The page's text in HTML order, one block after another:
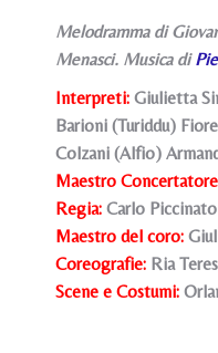
Melodramma di
Menasci. Musica di
Interpreti: Giulietta
Barioni (Turiddu)
Colzani (Alfio)
Maestro
Regia: Carlo Piccinato
Maestro del coro:
Coreografie: Ria
Scene e Costumi: